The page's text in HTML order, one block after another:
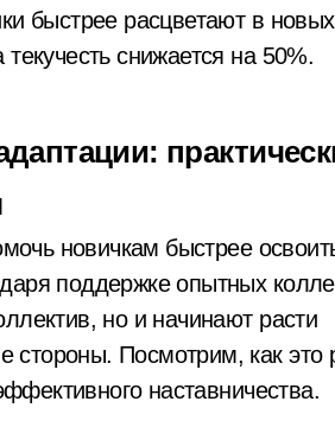
быстрее расцветают в
снижается на 50%.
новичкам быстрее
поддержке опытных
но и начинают расти
Посмотрим, как это
наставничества.